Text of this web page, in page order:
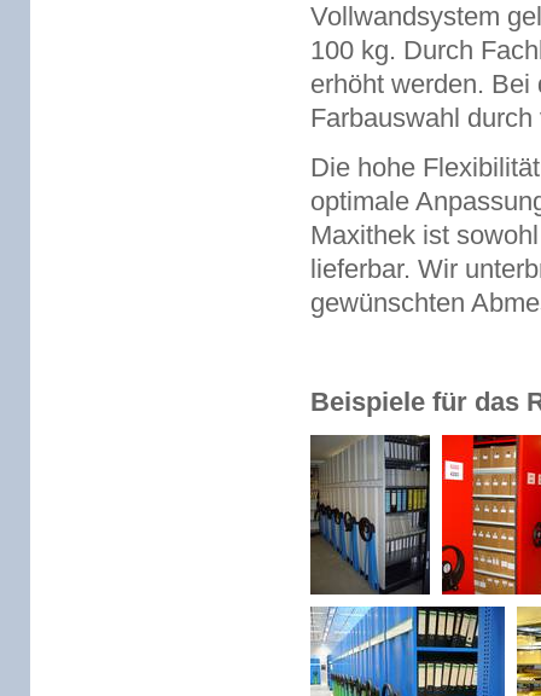
Vollwandsystem
100 kg. Durch
erhöht werden.
Farbauswahl
Die hohe
optimale
Maxithek ist
lieferbar. Wir
gewünschten
Beispiele für das